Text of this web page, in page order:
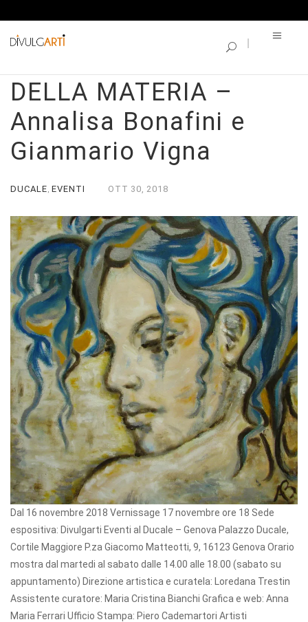
DELLA MATERIA –
Annalisa Bonafini e
Gianmario Vigna
DUCALE, EVENTI OTT 30, 2018
Dal 16 novembre 2018 Vernissage 17 novembre ore 18 Sede
espositiva: Divulgarti Eventi al Ducale – Genova Palazzo Ducale,
Cortile Maggiore P.za Giacomo Matteotti, 9, 16123 Genova Orario
mostra dal martedi al sabato dalle 14.00 alle 18.00 (sabato su
appuntamento) Direzione artistica e curatela: Loredana Trestin
Assistente curatore: Maria Cristina Bianchi Grafica e web: Anna
Maria Ferrari Ufficio Stampa: Piero Cademartori Artisti